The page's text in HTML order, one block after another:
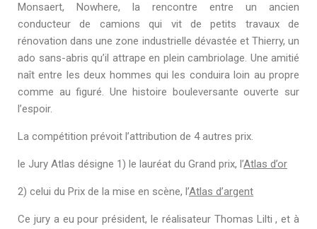
Monsaert, Nowhere, la rencontre entre un ancien
conducteur de camions qui vit de petits travaux de
rénovation dans une zone industrielle dévastée et Thierry, un
ado sans-abris qu’il attrape en plein cambriolage. Une amitié
naît entre les deux hommes qui les conduira loin au propre
comme au figuré. Une histoire bouleversante ouverte sur
l’espoir.
La compétition prévoit l’attribution de 4 autres prix.
le Jury Atlas désigne 1) le lauréat du Grand prix, l’Atlas d’or
2) celui du Prix de la mise en scène, l’Atlas d’argent
Ce jury a eu pour président, le réalisateur Thomas Lilti , et à